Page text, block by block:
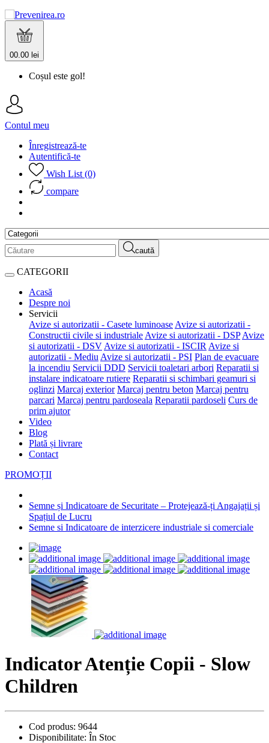
00.00 lei
Coșul este gol!
Contul meu
Înregistrează-te
Autentifică-te
Wish List (0)
compare
caută
CATEGORII
Acasă
Despre noi
Servicii
Avize si autorizatii - Casete luminoase Avize si autorizatii -
Constructii civile si industriale Avize si autorizatii - DSP Avize
si autorizatii - DSV Avize si autorizatii - ISCIR Avize si
autorizatii - Mediu Avize si autorizatii - PSI Plan de evacuare
la incendiu Servicii DDD Servicii toaletari arbori Reparatii si
instalare indicatoare rutiere Reparatii si schimbari geamuri si
oglinzi Marcaj exterior Marcaj pentru beton Marcaj pentru
parcari Marcaj pentru pardoseala Reparatii pardoseli Curs de
prim ajutor
Video
Blog
Plată și livrare
Contact
PROMOȚII
Semne și Indicatoare de Securitate – Protejează-ți Angajații și
Spațiul de Lucru
Semne si Indicatoare de interzicere industriale si comerciale
Indicator Atenție Copii - Slow
Children
Cod produs: 9644
Disponibilitate: În Stoc